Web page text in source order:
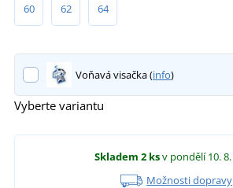
60 62 64
Voňavá visačka (info)
Vyberte variantu
Skladem 2 ksv pondělí 10. 8.
Možnosti dopravy